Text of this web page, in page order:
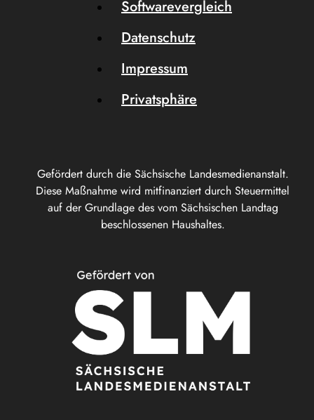
Gefördert durch die Sächsische Landesmedienanstalt.
Diese Maßnahme wird mitfinanziert durch Steuermittel
auf der Grundlage des vom Sächsischen Landtag
beschlossenen Haushaltes.
Softwarevergleich
Datenschutz
Impressum
Privatsphäre